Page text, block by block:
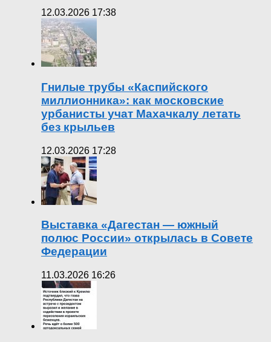
12.03.2026 17:38
Гнилые трубы «Каспийского
миллионника»: как московские
урбанисты учат Махачкалу летать
без крыльев
12.03.2026 17:28
Выставка «Дагестан — южный
полюс России» открылась в Совете
Федерации
11.03.2026 16:26